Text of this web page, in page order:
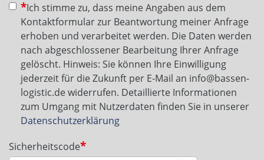
Ich stimme zu, dass meine Angaben aus dem
Kontaktformular zur Beantwortung meiner Anfrage
erhoben und verarbeitet werden. Die Daten werden
nach abgeschlossener Bearbeitung Ihrer Anfrage
gelöscht. Hinweis: Sie können Ihre Einwilligung
jederzeit für die Zukunft per E-Mail an info@bassen-
logistic.de widerrufen. Detaillierte Informationen
zum Umgang mit Nutzerdaten finden Sie in unserer
Datenschutzerklärung
Sicherheitscode